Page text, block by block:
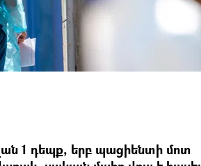
1 դեպք, երբ պացիենտի մոտ